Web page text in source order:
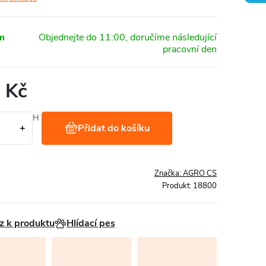
bez DPH
kg Přidat do košíku
Značka:AGRO CS
Produkt: 18800
k produktu Hlídací pes